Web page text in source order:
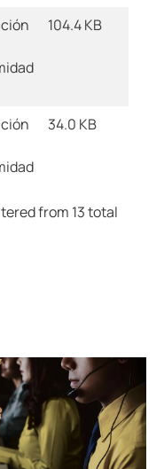
104.4 KB
34.0 KB
from 13 total